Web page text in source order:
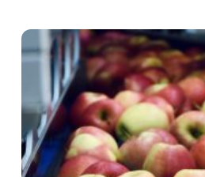
rette uddannelse og
r...